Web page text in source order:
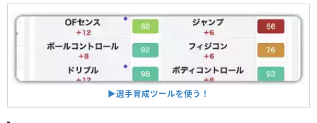
▶︎選手育成ツールを使う！